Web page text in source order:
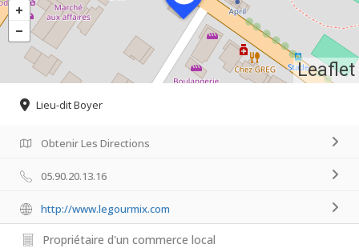
Leaflet
Lieu-dit Boyer
Obtenir Les Directions
05.90.20.13.16
http://www.legourmix.com
Propriétaire d'un commerce local